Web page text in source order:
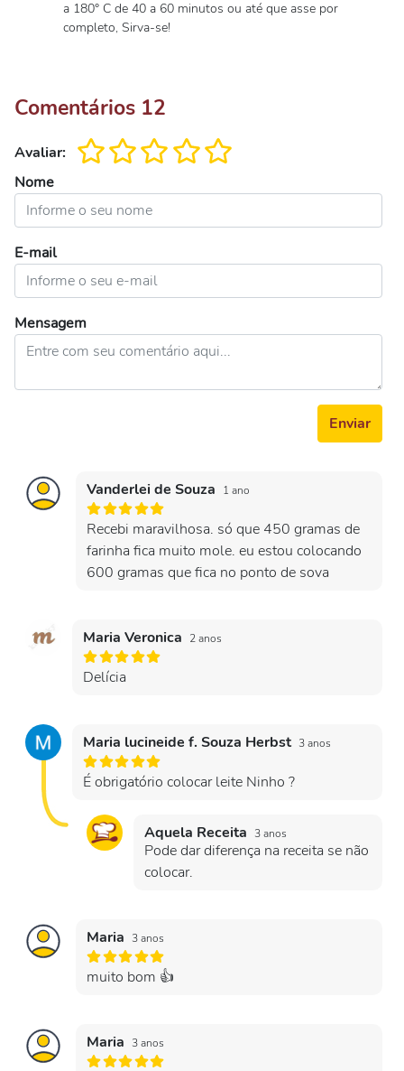
a 180° C de 40 a 60 minutos ou até que asse por
completo, Sirva-se!
Comentários 12
Avaliar:
Nome
E-mail
Mensagem
Enviar
Vanderlei de Souza 1 ano
Recebi maravilhosa. só que 450 gramas de
farinha fica muito mole. eu estou colocando
600 gramas que fica no ponto de sova
Maria Veronica 2 anos
Delícia
Maria lucineide f. Souza Herbst 3 anos
É obrigatório colocar leite Ninho ?
Aquela Receita 3 anos
Pode dar diferença na receita se não
colocar.
Maria 3 anos
muito bom 👍
Maria 3 anos